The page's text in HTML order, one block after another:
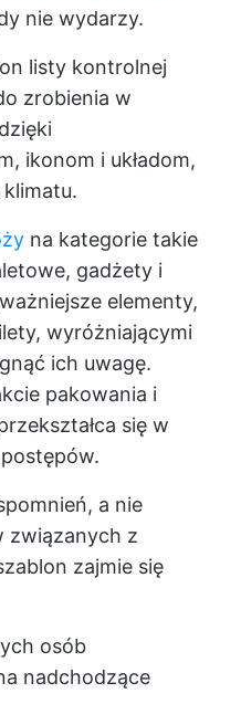
nie wydarzy.
listy kontrolnej
zrobienia w
ikonom i układom,
na kategorie takie
gadżety i
elementy,
wyróżniającymi
ich uwagę.
pakowania i
się w
a nie
związanych z
zajmie się
osób
nadchodzące